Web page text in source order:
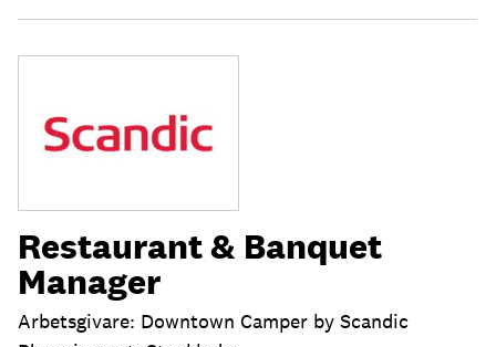
Restaurant & Banquet
Manager
Arbetsgivare: Downtown Camper by Scandic